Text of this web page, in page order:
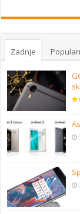
Zadnje